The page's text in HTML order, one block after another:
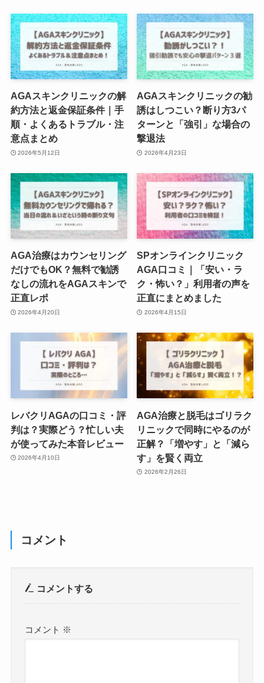
AGAスキンクリニックの解
約方法と返金保証条件｜手
順・よくあるトラブル・注
意点まとめ
2026年5月12日
AGAスキンクリニックの勧
誘はしつこい？断り方3パ
ターンと「強引」な場合の
撃退法
2026年4月23日
AGA治療はカウンセリング
だけでもOK？無料で勧誘
なしの流れをAGAスキンで
正直レポ
2026年4月20日
SPオンラインクリニック
AGA口コミ｜「安い・ラ
ク・怖い？」利用者の声を
正直にまとめました
2026年4月15日
レバクリAGAの口コミ・評
判は？実際どう？忙しい夫
が使ってみた本音レビュー
2026年4月10日
AGA治療と脱毛はゴリラク
リニックで同時にやるのが
正解？「増やす」と「減ら
す」を賢く両立
2026年2月26日
コメント
コメントする
コメント ※